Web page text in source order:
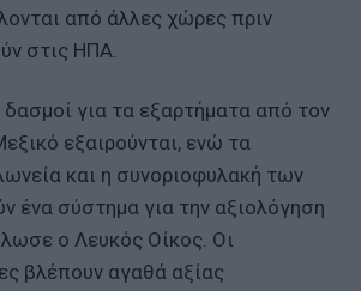
από άλλες χώρες πριν
στις ΗΠΑ.
δασμοί για τα εξαρτήματα από τον
εξαιρούνται, ενώ τα
και η συνοριοφυλακή των
ένα σύστημα για την αξιολόγηση
ο Λευκός Οίκος. Οι
βλέπουν αγαθά αξίας